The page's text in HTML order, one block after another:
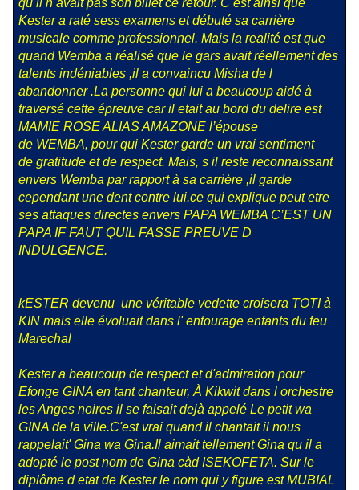
qu il n avait pas son billet ce retour. C est ainsi que
Kester a raté sess examens et débuté sa carrière
musicale comme professionnel. Mais la realité est que
quand Wemba a réalisé que le gars avait réellement des
talents indéniables ,il a convaincu Misha de l
abandonner .La personne qui lui a beaucoup aidé à
traversé cette épreuve car il etait au bord du delire est
MAMIE ROSE ALIAS AMAZONE l’épouse
de WEMBA, pour qui Kester garde un vrai sentiment
de gratitude et de respect. Mais, s il reste reconnaissant
envers Wemba par rapport à sa carrière ,il garde
cependant une dent contre lui.ce qui explique peut etre
ses attaques directes envers PAPA WEMBA C’EST UN
PAPA IF FAUT QUIL FASSE PREUVE D
INDULGENCE.
kESTER devenu une véritable vedette croisera TOTI à
KIN mais elle évoluait dans l' entourage enfants du feu
Marechal
Kester a beaucoup de respect et d'admiration pour
Efonge GINA en tant chanteur, À Kikwit dans l orchestre
les Anges noires il se faisait dejà appelé Le petit wa
GINA de la ville.C'est vrai quand il chantait il nous
rappelait' Gina wa Gina.Il aimait tellement Gina qu il a
adopté le post nom de Gina càd ISEKOFETA. Sur le
diplôme d etat de Kester le nom qui y figure est MUBIAL